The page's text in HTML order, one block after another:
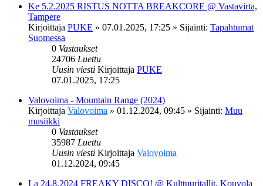
Ke 5.2.2025 RISTUS NOTTA BREAKCORE @ Vastavirta,
Tampere
Kirjoittaja PUKE » 07.01.2025, 17:25 » Sijainti: Tapahtumat
Suomessa
0 Vastaukset
24706 Luettu
Uusin viesti Kirjoittaja PUKE
07.01.2025, 17:25
Valovoima - Mountain Range (2024)
Kirjoittaja Valovoima » 01.12.2024, 09:45 » Sijainti: Muu
musiikki
0 Vastaukset
35987 Luettu
Uusin viesti Kirjoittaja Valovoima
01.12.2024, 09:45
La 24.8.2024 FREAKY DISCO! @ Kulttuuritallit, Kouvola